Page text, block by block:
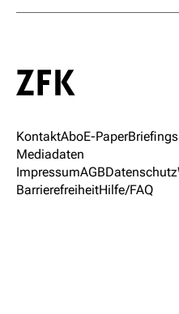
KontaktAboE-PaperBriefings
Mediadaten
ImpressumAGBDatenschutz
BarrierefreiheitHilfe/FAQ